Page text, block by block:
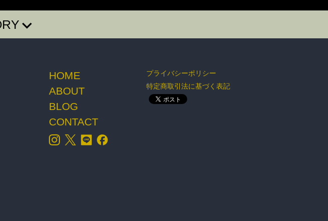
ACCESSORY BOTTOMS GOODS
HOME
ABOUT
BLOG
CONTACT
プライバシーポリシー
特定商取引法に基づく表記